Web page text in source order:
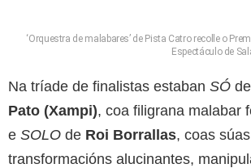
‘Orquestra de malabares’ de Pista Catro recolle o
Espectáculo de
Na tríade de finalistas estaban SÓ de
Pato (Xampi), coa filigrana malabar
e SOLO de Roi Borrallas, coas súas
transformacións alucinantes,